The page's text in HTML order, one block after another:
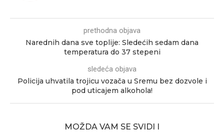
prethodna objava
Narednih dana sve toplije: Sledećih sedam dana
temperatura do 37 stepeni
sledeća objava
Policija uhvatila trojicu vozača u Sremu bez dozvole i
pod uticajem alkohola!
MOŽDA VAM SE SVIDI I